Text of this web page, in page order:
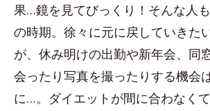
果…鏡を見てびっくり！そんな人
の時期。徐々に元に戻していきた
が、休み明けの出勤や新年会、同
会ったり写真を撮ったりする機会
に…。ダイエットが間に合わなく